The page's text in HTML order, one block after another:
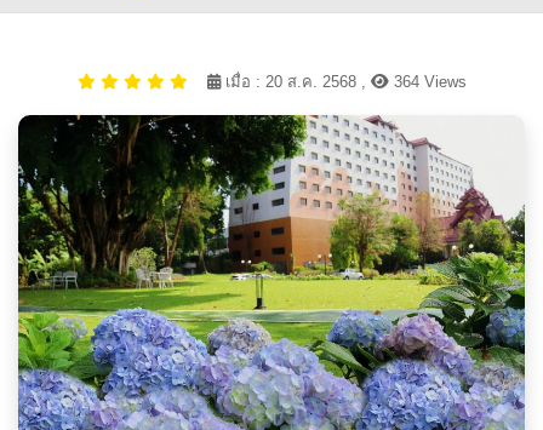
เมื่อ : 20 ส.ค. 2568 , 364 Views